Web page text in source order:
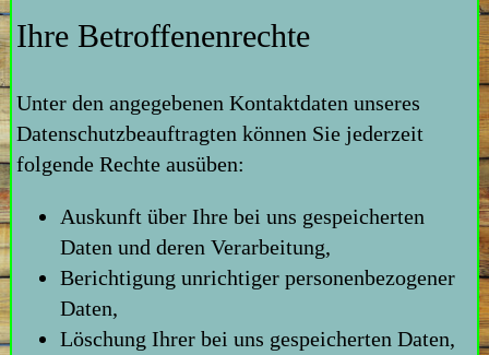
Ihre Betroffenenrechte
Unter den angegebenen Kontaktdaten unseres
Datenschutzbeauftragten können Sie jederzeit
folgende Rechte ausüben:
Auskunft über Ihre bei uns gespeicherten
Daten und deren Verarbeitung,
Berichtigung unrichtiger personenbezogener
Daten,
Löschung Ihrer bei uns gespeicherten Daten,